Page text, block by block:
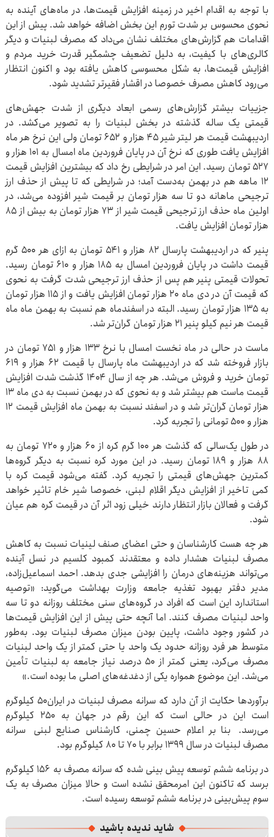
با توجه به اقدام اخیر در زمینه افزایش قیمت‌ها، در ماه‌های آینده به
نحوی محسوس بر شدت تورم این بخش اضافه خواهد شد. پیش از این
اقدامات هم گزارش‌های مختلف نشان می‌داد که مصرف لبنیات و دیگر
کالری‌های با کیفیت، به دلیل تضعیف چشمگیر قدرت خرید مردم و
افزایش قیمت‌ها، به شکل محسوسی کاهش یافته بود و اکنون انتظار
می‌رود کاهش مصرف خصوصا در اقشار فقیرتر تشدید شود.
جزییات بیشتر گزارش‌های رسمی ابعاد دیگری از شدت جهش‌های
قیمتی یک ساله گذشته در بخش لبنیات را به تصویر می‌کشد. در
اردیبهشت قیمت هر لیتر شیر ۴۵ هزار و ۶۵۲ تومان ولی این نرخ هر ماه
افزایش یافت طوری که نرخ آن در پایان فروردین ماه امسال به ۱۰۱ هزار و
۵۲۷ تومان رسید. این امر در شرایطی رخ داد که بیشترین افزایش قیمت
۱۲ ماهه هم در بهمن به‌دست آمد؛‌ در شرایطی که تا پیش از حذف ارز
ترجیحی ماهانه دو تا سه هزار تومان بر قیمت شیر افزوده می‌شد، در
اولین ماه حذف ارز ترجیحی قیمت شیر از ۷۳ هزار تومان به بیش از ۸۵
هزار تومان افزایش یافت.
پنیر که در اردیبهشت پارسال ۸۲ هزار و ۵۴۱ تومان به ازای هر ۵۰۰ گرم
قیمت داشت در پایان فروردین امسال به ۱۸۵ هزار و ۶۱۰ تومان رسید.
تحولات قیمتی پنیر هم پس از حذف ارز ترجیحی شدت گرفت به نحوی
که قیمت آن در دی ماه ۲۰ هزار تومان افزایش یافت و از ۱۱۵ هزار تومان
به ۱۳۵ هزار تومان رسید. البته در اسفندماه هم نسبت به بهمن ماه ماه
قیمت هر نیم کیلو پنیر ۲۱ هزار تومان گران‌تر شد.
ماست در حالی در ماه نخست امسال با نرخ ۱۳۳ هزار و ۷۵۱ تومان در
بازار فروخته شد که در اردیبهشت ماه پارسال با قیمت ۶۲ هزار و ۶۱۹
تومان خرید و فروش می‌شد. هر چه از سال ۱۴۰۴ گذشت شدت افزایش
قیمت ماست هم بیشتر شد و به نحوی که در بهمن نسبت به دی ماه ۱۳
هزار تومان گران‌تر شد و در اسفند نسبت به بهمن ماه افزایش قیمت ۱۲
هزار و ۵۰۰ تومانی را تجربه کرد.
در طول یک‌سالی که گذشت هر ۱۰۰ گرم کره از ۶۰ هزار و ۷۲۰ تومان به
۸۸ هزار و ۱۸۹ تومان رسید. در این مورد کره نسبت به دیگر گروه‌ها
کمترین جهش‌های قیمتی را تجربه کرد. گفته می‌شود قیمت کره با
کمی تاخیر از افزایش دیگر اقلام لبنی، خصوصا شیر خام تاثیر خواهد
گرفت و فعالان بازار انتظار دارند خیلی زود اثر آن در قیمت کره هم عیان
شود.
هر چه هست کارشناسان و حتی اعضای صنف لینیات نسبت به کاهش
مصرف لبنیات هشدار داده و معتقدند کمبود کلسیم در نسل آینده
می‌تواند هزینه‌های درمان را افزایشی جدی بدهد. احمد اسماعیل‌زاده،
مدیر دفتر بهبود تغذیه جامعه وزارت بهداشت می‌گوید: «توصیه
استاندارد این است که افراد در گروه‌های سنی مختلف روزانه دو تا سه
واحد لبنیات مصرف کنند. اما آنچه حتی پیش از این افزایش قیمت‌ها
در کشور وجود داشت، پایین بودن میزان مصرف لبنیات بود. به‌طور
متوسط هر فرد روزانه حدود یک واحد یا حتی کمتر از یک واحد لبنیات
مصرف می‌کرد، یعنی کمتر از ۵۰ درصد نیاز جامعه به لبنیات تأمین
می‌شد. این موضوع همواره یکی از دغدغه‌های اصلی ما بوده است.»
برآوردها حکایت از آن دارد که سرانه مصرف لبنیات در ایران۵۰ کیلوگرم
است این در حالی است که این رقم در جهان به ۲۵۰ کیلوگرم
می‌رسد. بنا بر اعلام حسین چمنی، کارشناس صنایع لبنی سرانه
مصرف لبنیات در سال ۱۳۹۹ برابر با ۷۰ تا ۸۰ کیلوگرم بود.
در برنامه ششم توسعه پیش بینی شده که سرانه مصرف به 156 کیلوگرم
برسد که تاکنون این‌ امرمحقق نشده است و حالا میزان مصرف به یک
سوم پیش‌بینی در برنامه ششم توسعه رسیده است.
شاید ندیده باشید